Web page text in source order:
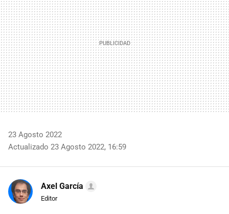
23 Agosto 2022
Actualizado 23 Agosto 2022, 16:59
Axel García
Editor